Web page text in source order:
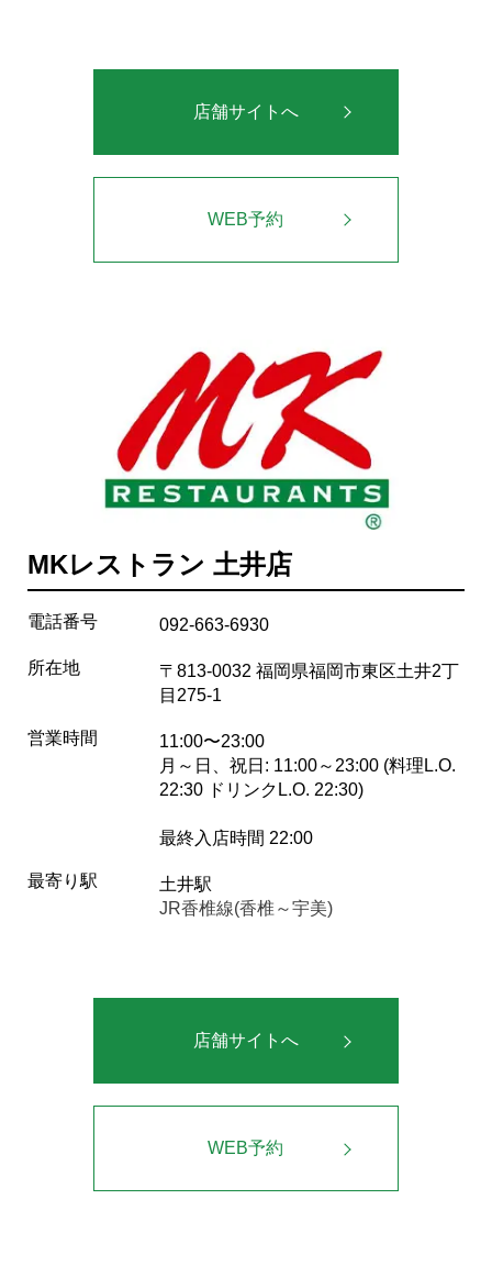
店舗サイトへ
WEB予約
MKレストラン 土井店
電話番号 092-663-6930
所在地
〒813-0032 福岡県福岡市東区土井2丁
目275-1
営業時間
11:00〜23:00
月～日、祝日: 11:00～23:00 (料理L.O.
22:30 ドリンクL.O. 22:30)
最終入店時間 22:00
最寄り駅
土井駅
JR香椎線(香椎～宇美)
店舗サイトへ
WEB予約